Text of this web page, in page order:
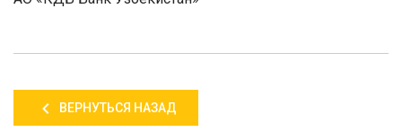
ВЕРНУТЬСЯ НАЗАД